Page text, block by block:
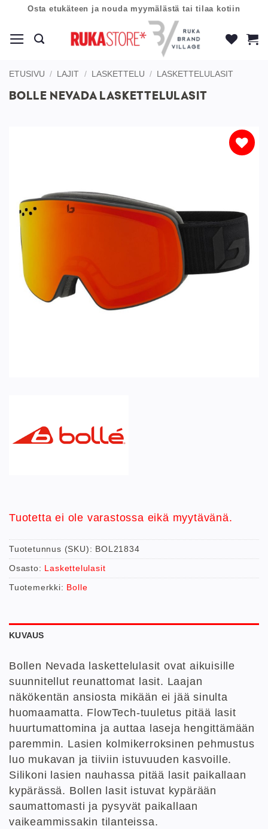
content
Osta etukäteen ja nouda myymälästä tai tilaa kotiin
ETUSIVU / LAJIT / LASKETTELU / LASKETTELULASIT
BOLLE NEVADA LASKETTELULASIT
Tuotetta ei ole varastossa eikä myytävänä.
Tuotetunnus (SKU): BOL21834
Osasto: Laskettelulasit
Tuotemerkki: Bolle
KUVAUS
Bollen Nevada laskettelulasit ovat aikuisille
suunnitellut reunattomat lasit. Laajan
näkökentän ansiosta mikään ei jää sinulta
huomaamatta. FlowTech-tuuletus pitää lasit
huurtumattomina ja auttaa laseja hengittämään
paremmin. Lasien kolmikerroksinen pehmustus
luo mukavan ja tiiviin istuvuuden kasvoille.
Silikoni lasien nauhassa pitää lasit paikallaan
kypärässä. Bollen lasit istuvat kypärään
saumattomasti ja pysyvät paikallaan
vaikeammissakin tilanteissa.